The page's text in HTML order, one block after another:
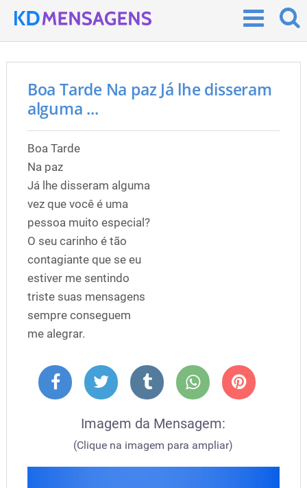
Boa Tarde Na paz Já lhe disseram
alguma ...
Boa Tarde
Na paz
Já lhe disseram alguma
vez que você é uma
pessoa muito especial?
O seu carinho é tão
contagiante que se eu
estiver me sentindo
triste suas mensagens
sempre conseguem
me alegrar.
Imagem da Mensagem:
(Clique na imagem para ampliar)